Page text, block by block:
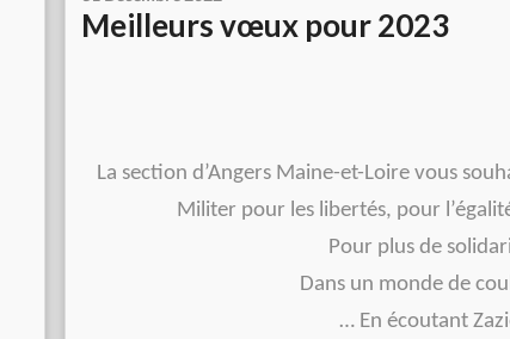
Meilleurs vœux pour 2023
La section d’Angers Maine-et-Loire vous
Militer pour les libertés, pour
Pour plus de
Dans un monde de
… En écoutant